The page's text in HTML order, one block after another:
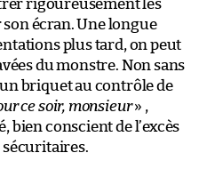
rigoureusement les
son écran. Une longue
plus tard, on peut
du monstre. Non sans
briquet au contrôle de
ce soir, monsieur» ,
bien conscient de l’excès
sécuritaires.